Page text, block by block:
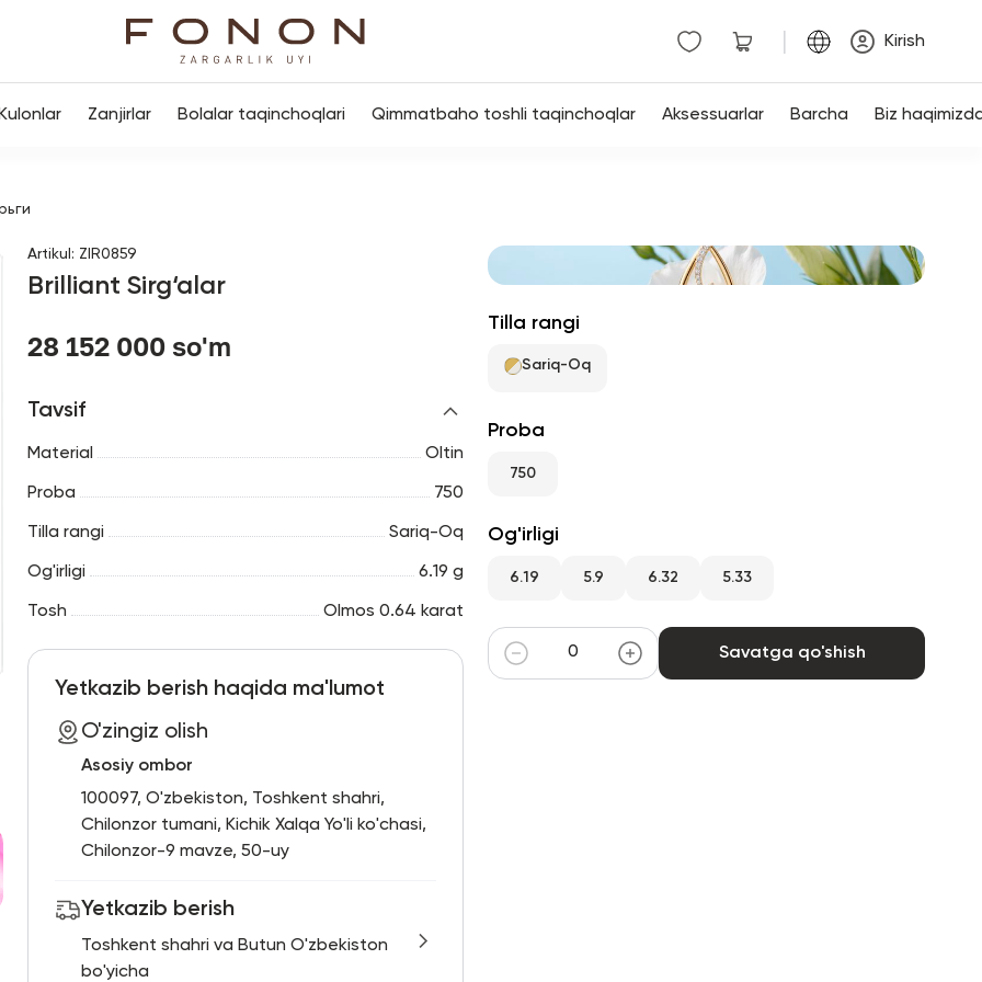
Kirish
Kulonlar Zanjirlar Bolalar taqinchoqlari Qimmatbaho toshli taqinchoqlar Aksessuarlar Barcha Biz
Artikul : ZIR0859
Brilliant Sirg‘alar
28 152 000 so'm
Tavsif
Material Oltin
Proba 750
Tilla rangi Sariq-Oq
Og'irligi 6.19 g
Tosh Olmos 0.64 karat
Yetkazib berish haqida ma'lumot
O'zingiz olish
Asosiy ombor
100097, O'zbekiston, Toshkent shahri,
Chilonzor tumani, Kichik Xalqa Yo'li ko'chasi,
Chilonzor-9 mavze, 50-uy
Yetkazib berish
Toshkent shahri va Butun O'zbekiston
bo'yicha
Tilla rangi
Sariq-Oq
Proba
750
Og'irligi
6.19 5.9 6.32 5.33
Savatga qo'shish